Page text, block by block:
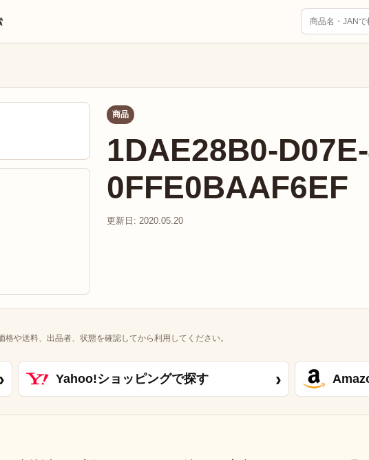
商品
1DAE28B0-
0FFE0BAAF6EF
更新日: 2020.05.20
や送料、出品者、状態を確認してから利用してください。
› Yahoo!ショッピングで探す ›